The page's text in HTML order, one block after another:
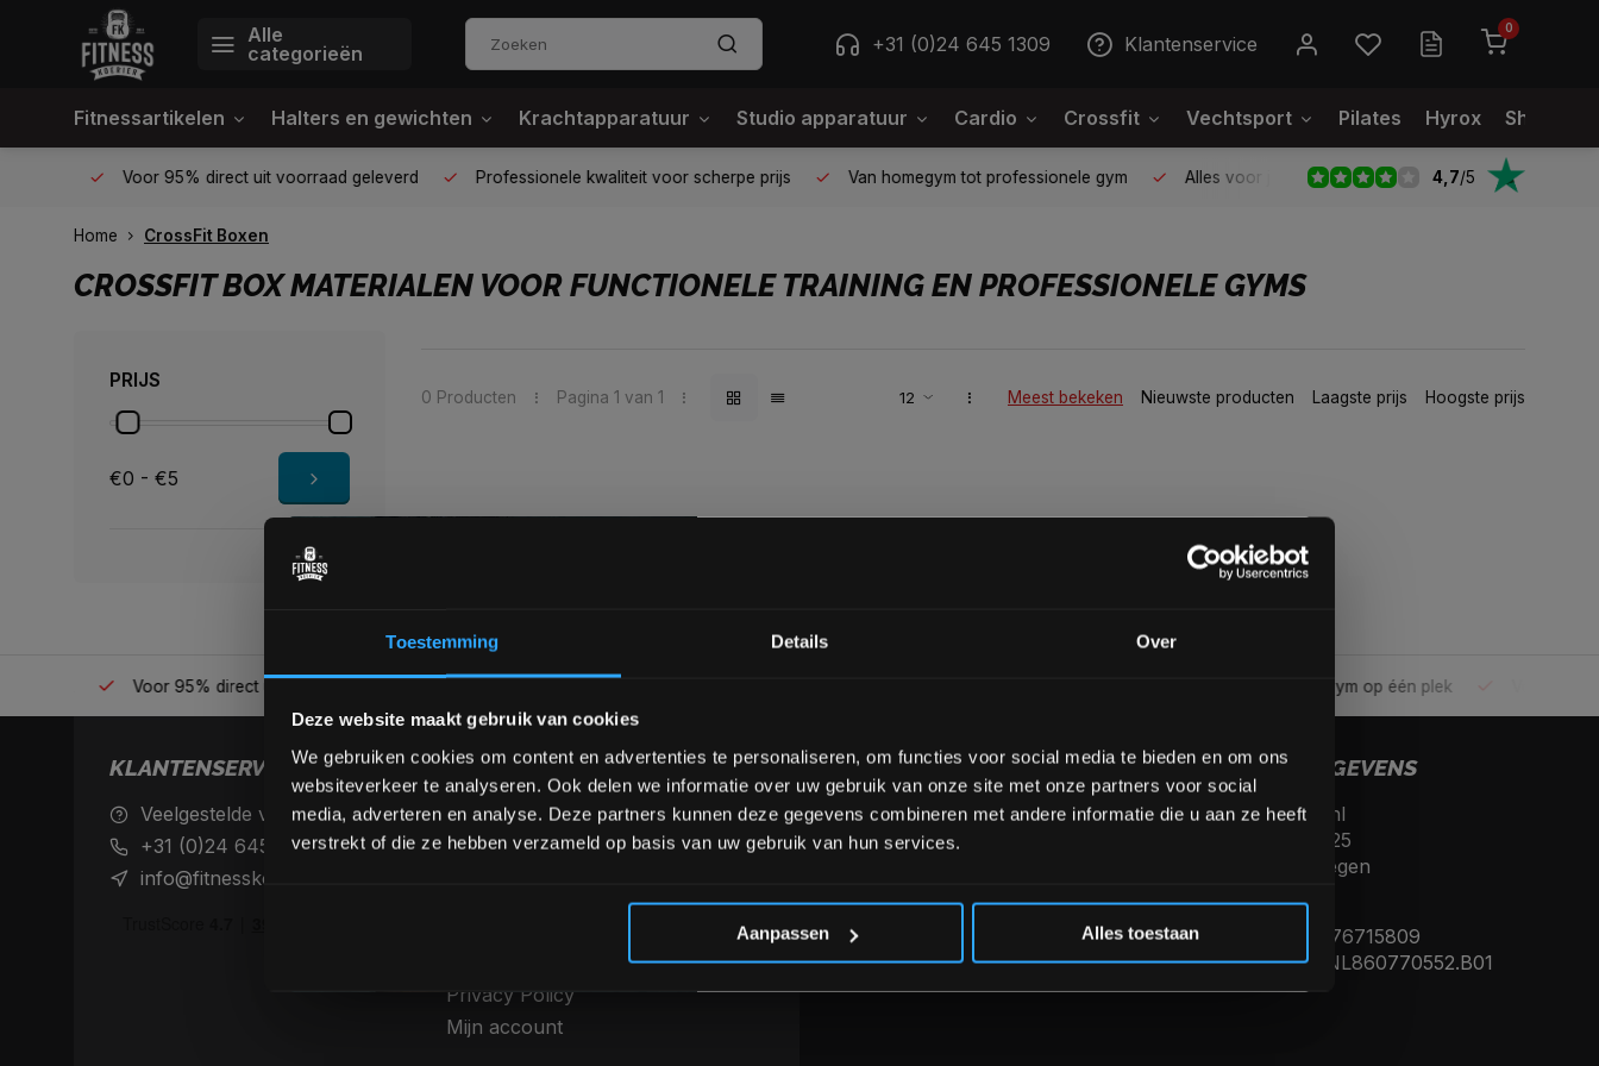
Toestemming Details Over
Deze website maakt gebruik van cookies
We gebruiken cookies om content en advertenties te personaliseren, om functies voor social media te bieden en om ons
websiteverkeer te analyseren. Ook delen we informatie over uw gebruik van onze site met onze partners voor social
media, adverteren en analyse. Deze partners kunnen deze gegevens combineren met andere informatie die u aan ze heeft
verstrekt of die ze hebben verzameld op basis van uw gebruik van hun services.
Aanpassen Alles toestaan
Alle
categorieën
+31 (0)24 645 1309 Klantenservice
0
Fitnessartikelen Halters en gewichten Krachtapparatuur Studio apparatuur Cardio Crossfit Vechtsport Pilates Hyrox
Voor 95% direct uit voorraad geleverd Professionele kwaliteit voor scherpe prijs Van homegym tot professionele gym Alles voor jouw gym op één plek Voor 95%
4,7/5
Home CrossFit Boxen
CROSSFIT BOX MATERIALEN VOOR FUNCTIONELE TRAINING EN PROFESSIONELE GYMS
PRIJS
€0 - €5
0 Producten Pagina 1 van 1 Meest bekeken Nieuwste producten Laagste prijs Hoogste prijs
Voor 95% direct uit voorraad geleverd Alles voor jouw gym op één plek
KLANTENSERVICE
Veelgestelde vragen
+31 (0)24 645 1309
info@fitnesskoerier.nl
Achteraf betalen & Overige
betaalmethoden
Privacy Policy
Mijn account
INFORMATIE
Over ons
Blog
Categorieën
CONTACTGEGEVENS
Fitnesskoerier.nl
Kerkenbos 10125
6546 BJ, Nijmegen
KVK nummer: 76715809
Btw nummer: NL860770552.B01
Bam! 5% korting op je volgende bestelling
Inschrijven